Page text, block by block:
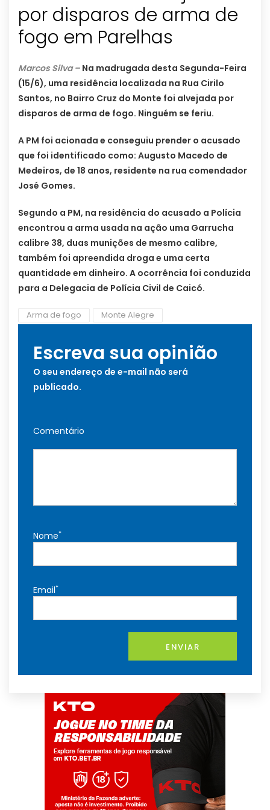
por disparos de arma de
fogo em Parelhas
Marcos Silva – Na madrugada desta Segunda-Feira
(15/6), uma residência localizada na Rua Cirilo
Santos, no Bairro Cruz do Monte foi alvejada por
disparos de arma de fogo. Ninguém se feriu.
A PM foi acionada e conseguiu prender o acusado
que foi identificado como: Augusto Macedo de
Medeiros, de 18 anos, residente na rua comendador
José Gomes.
Segundo a PM, na residência do acusado a Polícia
encontrou a arma usada na ação uma Garrucha
calibre 38, duas munições de mesmo calibre,
também foi apreendida droga e uma certa
quantidade em dinheiro. A ocorrência foi conduzida
para a Delegacia de Polícia Civil de Caicó.
Arma de fogo Monte Alegre
Escreva sua opinião
O seu endereço de e-mail não será
publicado.
Comentário
Nome*
Email*
ENVIAR